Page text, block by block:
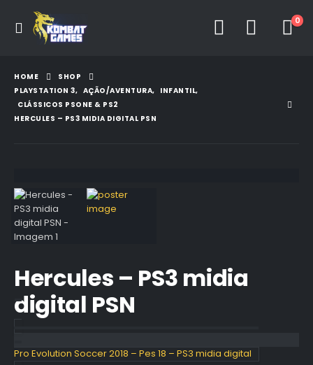
0
HOME
SHOP
PLAYSTATION 3, AÇÃO/AVENTURA, INFANTIL,
CLÁSSICOS PSONE & PS2
HERCULES – PS3 MIDIA DIGITAL PSN
Hercules – PS3 midia
digital PSN
Pro Evolution Soccer 2018 – Pes 18 – PS3 midia digital